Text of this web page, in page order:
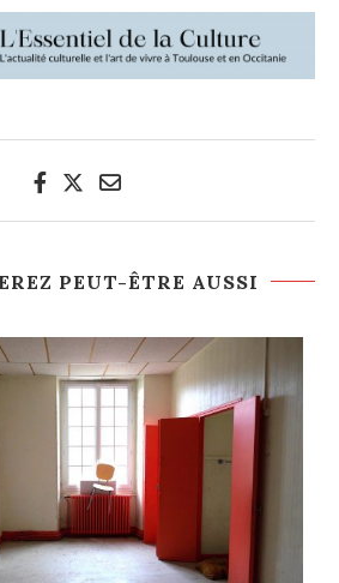
PEUT-ÊTRE AUSSI